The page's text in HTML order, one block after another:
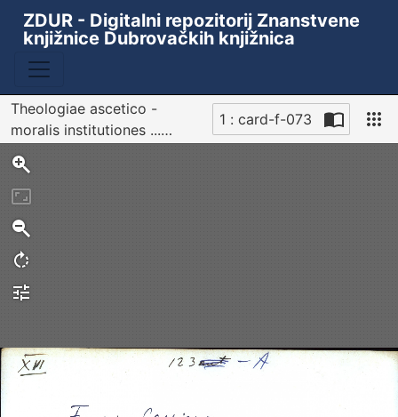
ZDUR - Digitalni repozitorij Znanstvene
knjižnice Dubrovačkih knjižnica
Theologiae ascetico -
moralis institutiones ...
auctore Cassiano Fenici ...
1 : card-f-073
Sken